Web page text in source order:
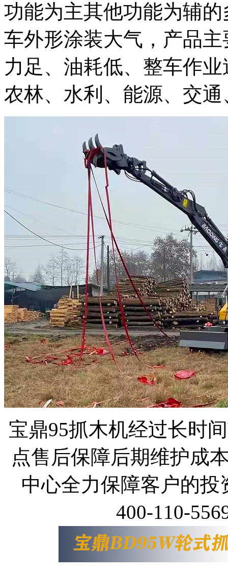
功能为主其他功能为辅
车外形涂装大气，产品
力足、油耗低、整车作
农林、水利、能源、交
宝鼎95抓木机经过长时
点售后保障后期维护成
中心全力保障客户的
400-110-